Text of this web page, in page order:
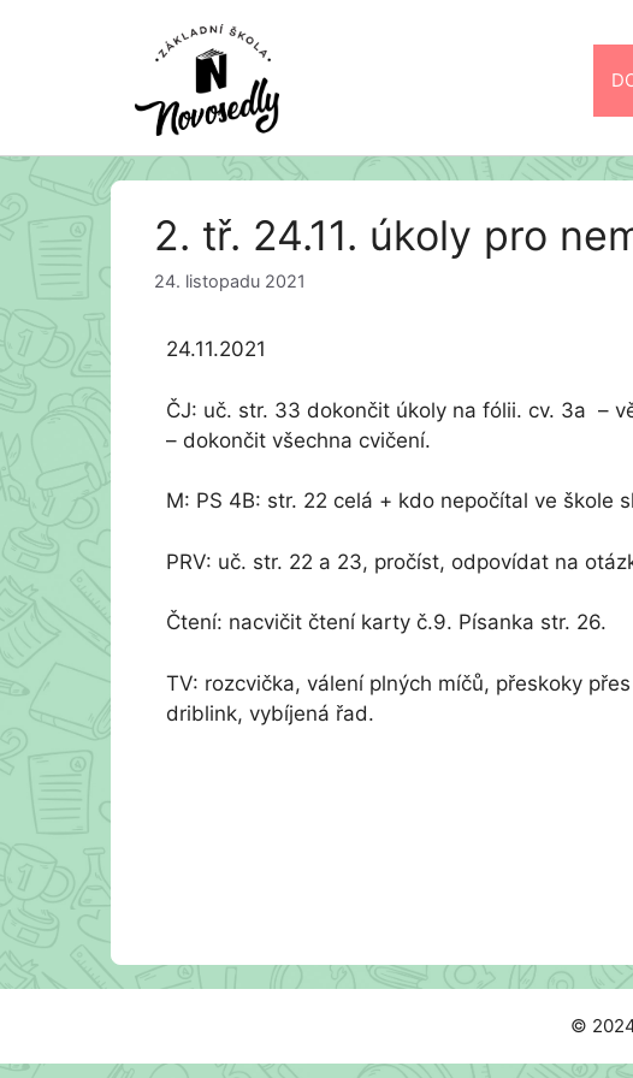
2. tř. 24.11. úkoly pro
24. listopadu 2021
24.11.2021
ČJ: uč. str. 33 dokončit úkoly na fólii. cv. 3a –
– dokončit všechna cvičení.
M: PS 4B: str. 22 celá + kdo nepočítal ve škole
PRV: uč. str. 22 a 23, pročíst, odpovídat na
Čtení: nacvičit čtení karty č.9. Písanka str. 26.
TV: rozcvička, válení plných míčů, přeskoky
driblink, vybíjená řad.
©